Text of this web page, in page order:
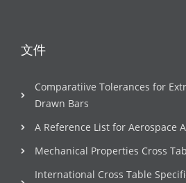
文件
Comparatiive Tolerances for
Drawn Bars
A Reference List for Aerospace
Mechanical Properties Cross
International Cross Table